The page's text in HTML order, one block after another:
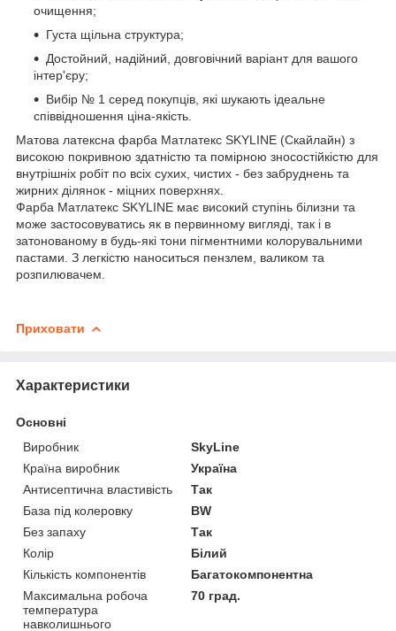
очищення;
Густа щільна структура;
Достойний, надійний, довговічний варіант для вашого
інтер'єру;
Вибір № 1 серед покупців, які шукають ідеальне
співвідношення ціна-якість.
Матова латексна фарба Матлатекс SKYLINE (Скайлайн) з
високою покривною здатністю та помірною зносостійкістю для
внутрішніх робіт по всіх сухих, чистих - без забруднень та
жирних ділянок - міцних поверхнях.
Фарба Матлатекс SKYLINE має високий ступінь білизни та
може застосовуватись як в первинному вигляді, так і в
затонованому в будь-які тони пігментними колорувальними
пастами. З легкістю наноситься пензлем, валиком та
розпилювачем.
Приховати
Характеристики
Основні
Виробник
SkyLine
Країна виробник
Україна
Антисептична властивість
Так
База під колеровку
BW
Без запаху
Так
Колір
Білий
Кількість компонентів
Багатокомпонентна
Максимальна робоча
температура
навколишнього
70 град.